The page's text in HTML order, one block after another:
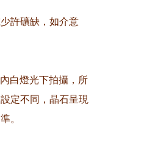
許礦缺，如介意
白燈光下拍攝，所
定不同，晶石呈現
。